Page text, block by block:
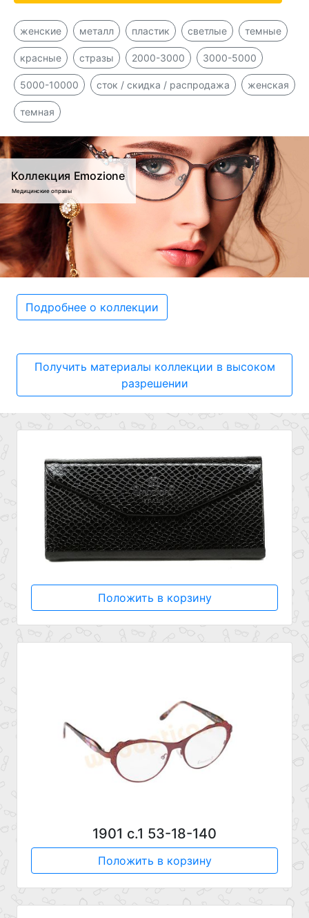
женские металл пластик светлые темные
красные стразы 2000-3000 3000-5000
5000-10000 сток / скидка / распродажа женская
темная
Коллекция Emozione
Медицинские оправы
Подробнее о коллекции
Получить материалы коллекции в высоком
разрешении
Положить в корзину
1901 с.1 53-18-140
Положить в корзину